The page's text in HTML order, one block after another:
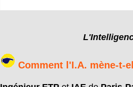
Comment l'I.A. mène-t-